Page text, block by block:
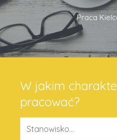
Praca
W jakim
pracować?